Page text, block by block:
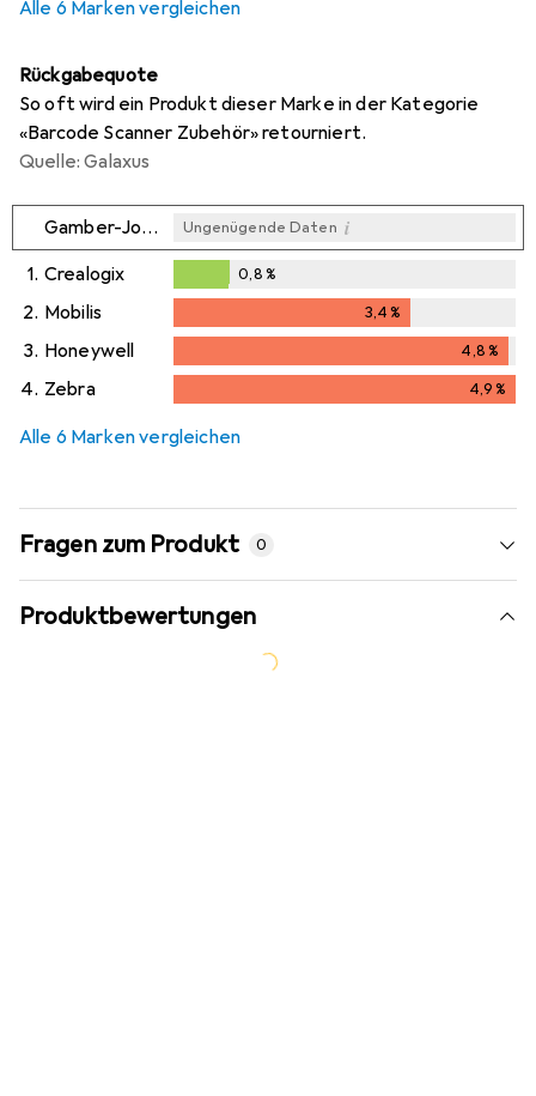
Alle 6 Marken vergleichen
Rückgabequote
So oft wird ein Produkt dieser Marke in der Kategorie
«Barcode Scanner Zubehör» retourniert.
Quelle: Galaxus
Gamber-Johnson Ungenügende Daten i
1. Crealogix
0,8%
0,8%
2. Mobilis 3,4%
3. Honeywell 4,8%
4,8%
4. Zebra 4,9%
Alle 6 Marken vergleichen
Fragen zum Produkt 0
Produktbewertungen